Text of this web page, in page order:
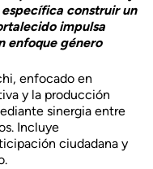
construir un
impulsa
enfoque género
enfocado en
y la producción
sinergia entre
Incluye
ciudadana y